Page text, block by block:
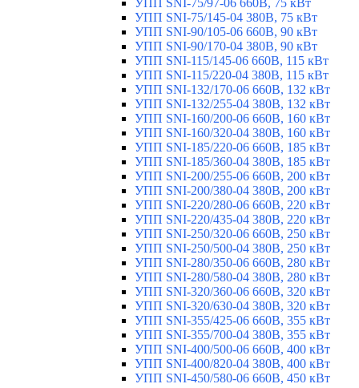
УПП SNI-75/97-06 660В, 75 кВт
УПП SNI-75/145-04 380В, 75 кВт
УПП SNI-90/105-06 660В, 90 кВт
УПП SNI-90/170-04 380В, 90 кВт
УПП SNI-115/145-06 660В, 115 кВт
УПП SNI-115/220-04 380В, 115 кВт
УПП SNI-132/170-06 660В, 132 кВт
УПП SNI-132/255-04 380В, 132 кВт
УПП SNI-160/200-06 660В, 160 кВт
УПП SNI-160/320-04 380В, 160 кВт
УПП SNI-185/220-06 660В, 185 кВт
УПП SNI-185/360-04 380В, 185 кВт
УПП SNI-200/255-06 660В, 200 кВт
УПП SNI-200/380-04 380В, 200 кВт
УПП SNI-220/280-06 660В, 220 кВт
УПП SNI-220/435-04 380В, 220 кВт
УПП SNI-250/320-06 660В, 250 кВт
УПП SNI-250/500-04 380В, 250 кВт
УПП SNI-280/350-06 660В, 280 кВт
УПП SNI-280/580-04 380В, 280 кВт
УПП SNI-320/360-06 660В, 320 кВт
УПП SNI-320/630-04 380В, 320 кВт
УПП SNI-355/425-06 660В, 355 кВт
УПП SNI-355/700-04 380В, 355 кВт
УПП SNI-400/500-06 660В, 400 кВт
УПП SNI-400/820-04 380В, 400 кВт
УПП SNI-450/580-06 660В, 450 кВт